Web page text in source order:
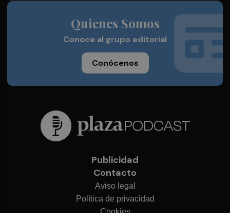
Quienes Somos
Conoce al grupo editorial
Conócenos
Publicidad
Contacto
Aviso legal
Política de privacidad
Cookies